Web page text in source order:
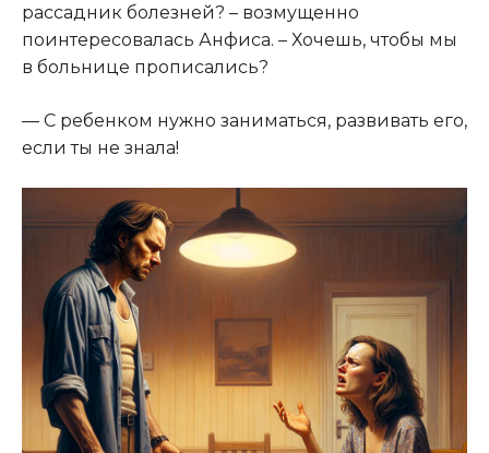
рассадник болезней? – возмущенно
поинтересовалась Анфиса. – Хочешь, чтобы мы
в больнице прописались?
— С ребенком нужно заниматься, развивать его,
если ты не знала!